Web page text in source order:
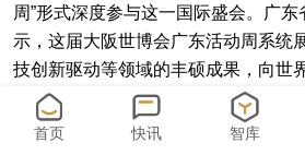
周”形式深度参与这一国际盛会。广
示，这届大阪世博会广东活动周系统
技创新驱动等领域的丰硕成果，向世
新、魅力十足的广东。
高新技术为未来生活提供解决方案
首页 快讯 智库